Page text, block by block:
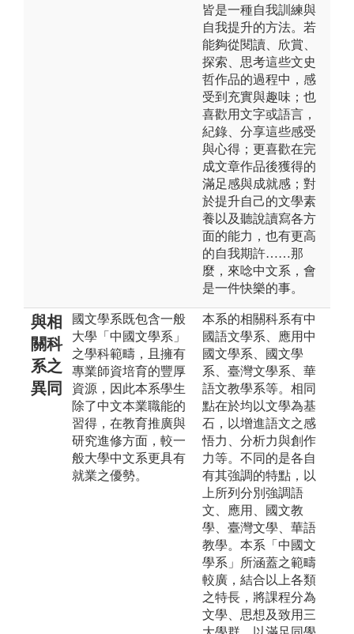
皆是一種自我訓練與
自我提升的方法。若
能夠從閱讀、欣賞、
探索、思考這些文史
哲作品的過程中，感
受到充實與趣味；也
喜歡用文字或語言，
紀錄、分享這些感受
與心得；更喜歡在完
成文章作品後獲得的
滿足感與成就感；對
於提升自己的文學素
養以及聽說讀寫各方
面的能力，也有更高
的自我期許……那
麼，來唸中文系，會
是一件快樂的事。
與相
關科
系之
異同
國文學系既包含一般
大學「中國文學系」
之學科範疇，且擁有
專業師資培育的豐厚
資源，因此本系學生
除了中文本業職能的
習得，在教育推廣與
研究進修方面，較一
般大學中文系更具有
就業之優勢。
本系的相關科系有中
國語文學系、應用中
國文學系、國文學
系、臺灣文學系、華
語文教學系等。相同
點在於均以文學為基
石，以增進語文之感
悟力、分析力與創作
力等。不同的是各自
有其強調的特點，以
上所列分別強調語
文、應用、國文教
學、臺灣文學、華語
教學。本系「中國文
學系」所涵蓋之範疇
較廣，結合以上各類
之特長，將課程分為
文學、思想及致用三